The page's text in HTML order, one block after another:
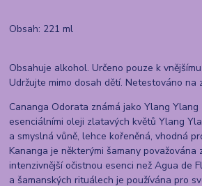
Obsah: 221 ml
Obsahuje alkohol. Určeno pouze k
Udržujte mimo dosah dětí. Netestováno na
Cananga Odorata známá jako Ylang
esenciálními oleji zlatavých květů Ylang
a smyslná vůně, lehce kořeněná, vhodná
Kananga je některými šamany považována
intenzivnější očistnou esenci než Agua de
a šamanských rituálech je používána pro